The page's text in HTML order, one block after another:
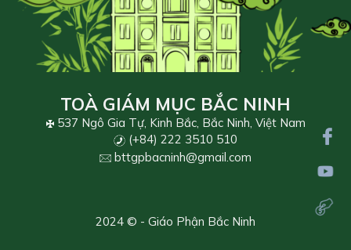
TOÀ GIÁM MỤC BẮC NINH
537 Ngô Gia Tự, Kinh Bắc, Bắc Ninh, Việt Nam
(+84) 222 3510 510
bttgpbacninh@gmail.com
2024 © - Giáo Phận Bắc Ninh